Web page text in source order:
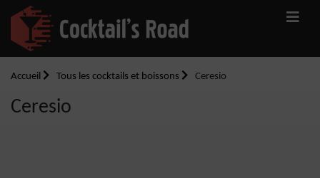
Accueil Tous les cocktails et boissons Ceresio
Ceresio